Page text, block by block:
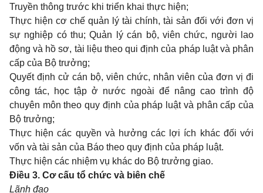
Truyền thông trước khi triển khai thực hiện;
Thực hiện cơ chế quản lý tài chính, tài sản đối với đơn vị
sự nghiệp có thu; Quản lý cán bộ, viên chức, người lao
động và hồ sơ, tài liệu theo qui định của pháp luật và phân
cấp của Bộ trưởng;
Quyết định cử cán bộ, viên chức, nhân viên của đơn vị đi
công tác, học tập ở nước ngoài để nâng cao trình độ
chuyên môn theo quy định của pháp luật và phân cấp của
Bộ trưởng;
Thực hiện các quyền và hưởng các lợi ích khác đối với
vốn và tài sản của Báo theo quy định của pháp luật.
Thực hiện các nhiệm vụ khác do Bộ trưởng giao.
Điều 3. Cơ cấu tổ chức và biên chế
Lãnh đạo